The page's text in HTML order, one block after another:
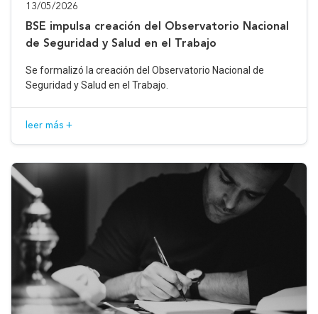
13/05/2026
BSE impulsa creación del Observatorio Nacional
de Seguridad y Salud en el Trabajo
Se formalizó la creación del Observatorio Nacional de
Seguridad y Salud en el Trabajo.
leer más +